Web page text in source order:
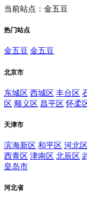
当前站点：金五豆
热门站点
金五豆 金五豆
北京市
东城区 西城区 丰台区
区 顺义区 昌平区 怀柔
天津市
滨海新区 和平区 河北区
西青区 津南区 北辰区
皇岛市
河北省